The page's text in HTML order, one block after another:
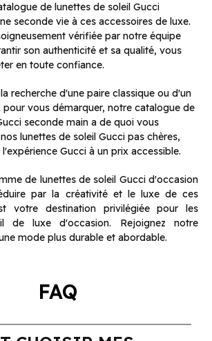
de lunettes de soleil Gucci
seconde vie à ces accessoires de luxe.
vérifiée par notre équipe
son authenticité et sa qualité, vous
en toute confiance.
recherche d'une paire classique ou d'un
vous démarquer, notre catalogue de
seconde main a de quoi vous
lunettes de soleil Gucci pas chères,
Gucci à un prix accessible.
de lunettes de soleil Gucci d'occasion
par la créativité et le luxe de ces
votre destination privilégiée pour les
de luxe d'occasion. Rejoignez notre
mode plus durable et abordable.
FAQ